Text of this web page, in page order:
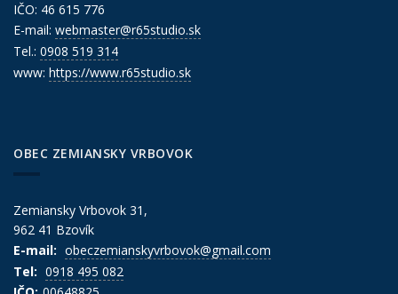
IČO: 46 615 776
E-mail: webmaster@r65studio.sk
Tel.: 0908 519 314
www: https://www.r65studio.sk
OBEC ZEMIANSKY VRBOVOK
Zemiansky Vrbovok 31,
962 41 Bzovík
E-mail: obeczemianskyvrbovok@gmail.com
Tel: 0918 495 082